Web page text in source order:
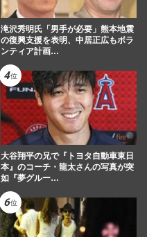
滝沢秀明氏「男手が必要」熊本地震
の復興支援を表明、中居正広もボラ
ンティア計画…
大谷翔平の兄で『トヨタ自動車東日
本』のコーチ・龍太さんの写真が突
如『夢グルー…